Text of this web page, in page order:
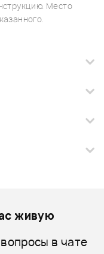
Место
товара и получите
живую
в чате